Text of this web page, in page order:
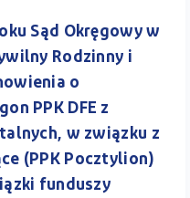
Sąd Okręgowy w
Rodzinny i
o
PPK DFE z
w związku z
(PPK Pocztylion)
funduszy